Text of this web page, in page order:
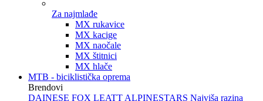
Za najmlađe
MX rukavice
MX kacige
MX naočale
MX štitnici
MX hlače
MTB - biciklistička oprema
Brendovi
DAINESE FOX LEATT ALPINESTARS Najviša razina